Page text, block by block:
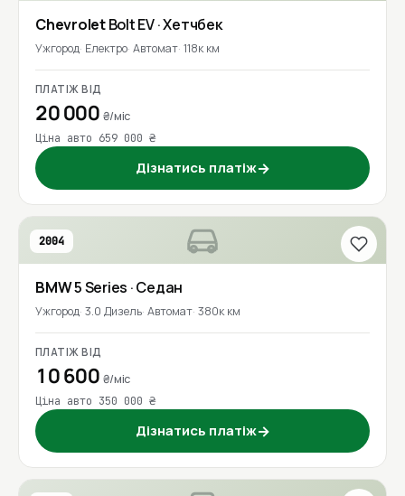
ChevroletBolt EV· Хетчбек
Ужгород Електро Автомат 118к км
ПЛАТІЖ ВІД
20 000 ₴/міс
Ціна авто 659 000 ₴
Дізнатись платіж→
2004
BMW5 Series · Седан
Ужгород 3.0 Дизель Автомат 380к км
ПЛАТІЖ ВІД
10 600 ₴/міс
Ціна авто 350 000 ₴
Дізнатись платіж→